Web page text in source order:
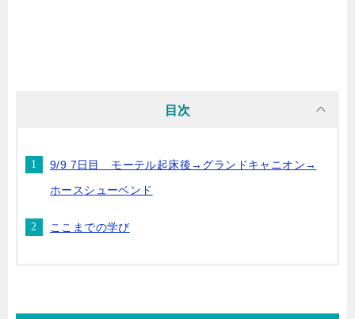
目次
9/9 7日目 モーテル起床後→グランドキャニオン→
ホースシューベンド
ここまでの学び